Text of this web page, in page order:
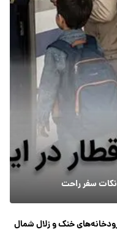
نکات سفر راحت
خنک و زلال شمال